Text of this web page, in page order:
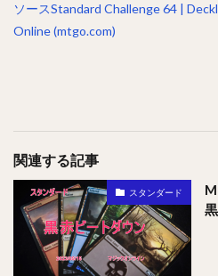
ソースStandard Challenge 64 |
Online (mtgo.com)
関連する記事
スタンダード